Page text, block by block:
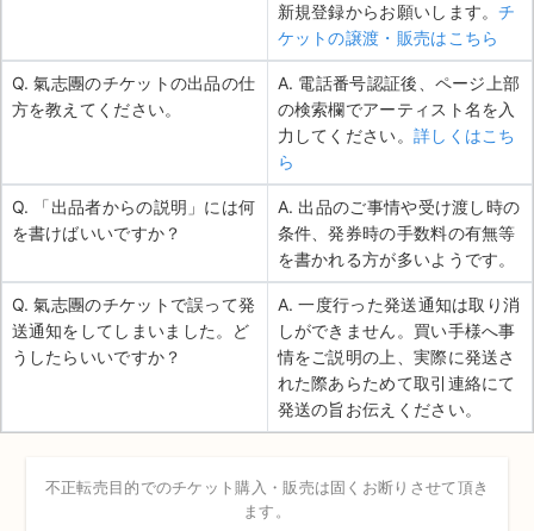
新規登録からお願いします。チ
ケットの譲渡・販売はこちら
Q. 氣志團のチケットの出品の仕
方を教えてください。
A. 電話番号認証後、ページ上部
の検索欄でアーティスト名を入
力してください。 詳しくはこち
ら
Q. 「出品者からの説明」には何
を書けばいいですか？
A. 出品のご事情や受け渡し時の
条件、発券時の手数料の有無等
を書かれる方が多いようです。
Q. 氣志團のチケットで誤って発
送通知をしてしまいました。ど
うしたらいいですか？
A. 一度行った発送通知は取り消
しができません。買い手様へ事
情をご説明の上、実際に発送さ
れた際あらためて取引連絡にて
発送の旨お伝えください。
不正転売目的でのチケット購入・販売は固くお断りさせて頂き
ます。